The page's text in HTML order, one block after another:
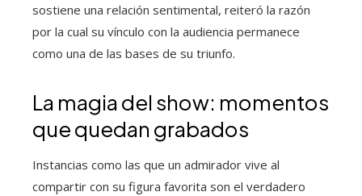
sostiene una relación sentimental, reiteró la razón
por la cual su vínculo con la audiencia permanece
como una de las bases de su triunfo.
La magia del show: momentos
que quedan grabados
Instancias como las que un admirador vive al
compartir con su figura favorita son el verdadero